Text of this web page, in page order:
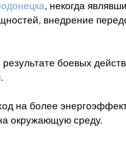
, некогда
внедрение
боевых
на более
окружающую среду.